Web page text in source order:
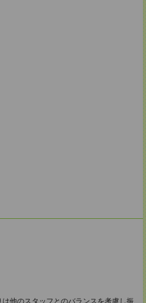
他のスタッフとのバランスを考慮し振